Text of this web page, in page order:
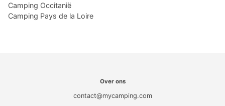
Camping Occitanië
Camping Pays de la Loire
Over ons
contact@mycamping.com